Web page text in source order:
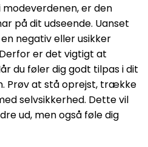
modeverdenen, er den
på dit udseende. Uanset
negativ eller usikker
er det vigtigt at
du føler dig godt tilpas i dit
Prøv at stå oprejst, trække
selvsikkerhed. Dette vil
ud, men også føle dig